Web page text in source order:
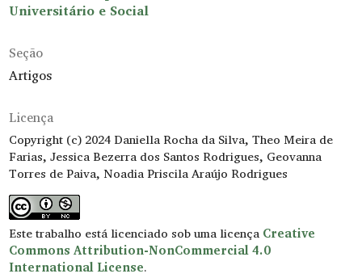
Universitário e Social
Seção
Artigos
Licença
Copyright (c) 2024 Daniella Rocha da Silva, Theo Meira de
Farias, Jessica Bezerra dos Santos Rodrigues, Geovanna
Torres de Paiva, Noadia Priscila Araújo Rodrigues
Este trabalho está licenciado sob uma licença Creative
Commons Attribution-NonCommercial 4.0
International License.